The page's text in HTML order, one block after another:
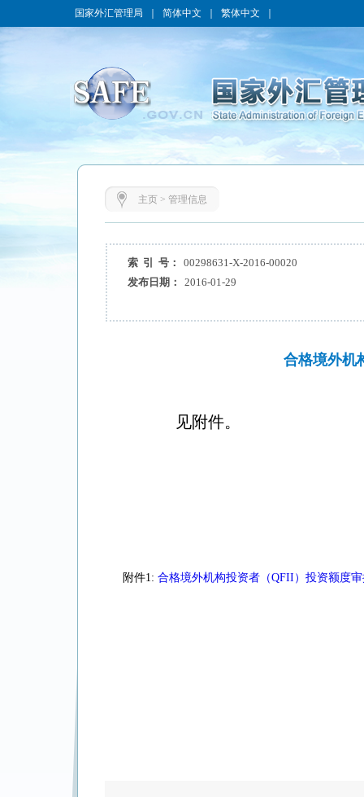
国家外汇管理局 简体中文 繁体中文
主页> 管理信息
索 引 号：
00298631-X-2016-00020
发布日期：
2016-01-29
合格境外机
见附件。
附件1: 合格境外机构投资者（QFII）投资额度